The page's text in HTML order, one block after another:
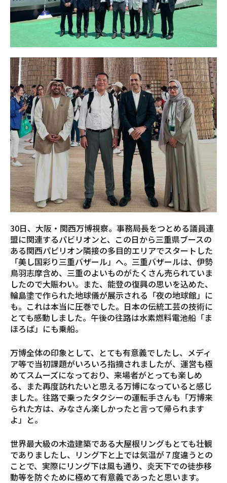
30日、大阪・関西万博視察。事務局長をつとめる議員連
盟に関連するパビリオンと、この日から三重県ブースの
ある関西パビリオン隣接の多目的エリアでスタートした
「美し国彩り三重バザール」へ。三重バザールは、伊勢
鳥羽志摩含め、三重のよいものがたくさん売られていま
したので大賑わい。また、能登の復興の思いを込めた、
輪島塗で作られた地球儀が展示される「夜の地球館」に
も。これは本当に圧巻でした。日本の伝統工芸の技術に
とても感動しました。午後の往路は水素燃料電池船「ま
ほろば」にも乗船。
万博全体の印象として、とても有意義でしたし、メディ
ア等で当初課題がいろいろ指摘されましたが、運営も極
めてスムーズになっており、来場者がとっても楽しめ
る、また再度訪れたいと思える万博になっていると感じ
ました。往路で乗ったタクシーの運転手さんも「万博来
られた方は、みなさん楽しかったと言って帰られます
よ」と。
世界最大級の木造建築である大屋根リングもとても壮観
でありましたし、リング下と上では気温が７度違うとの
ことで、実際にリング下は風も通り、炎天下での徒歩移
動等を防ぐために極めて有意義であったと思います。